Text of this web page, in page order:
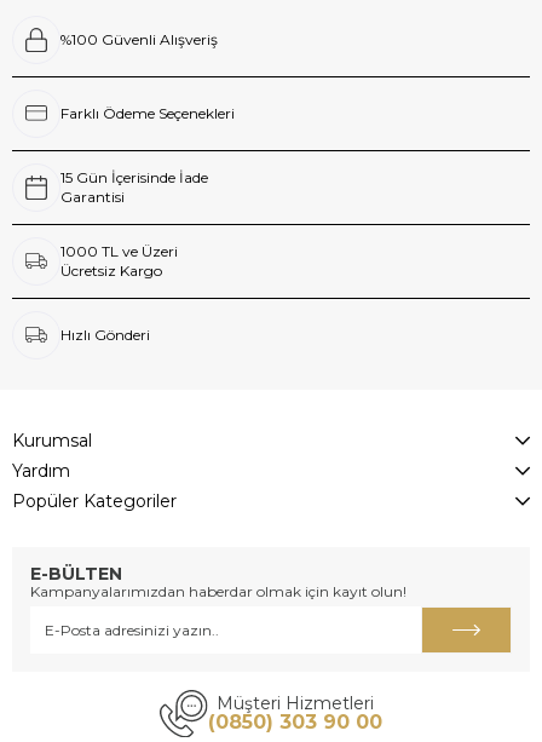
%100 Güvenli Alışveriş
Farklı Ödeme Seçenekleri
15 Gün İçerisinde İade
Garantisi
1000 TL ve Üzeri
Ücretsiz Kargo
Hızlı Gönderi
Kurumsal
Yardım
Popüler Kategoriler
E-BÜLTEN
Kampanyalarımızdan haberdar olmak için kayıt olun!
Müşteri Hizmetleri
(0850) 303 90 00